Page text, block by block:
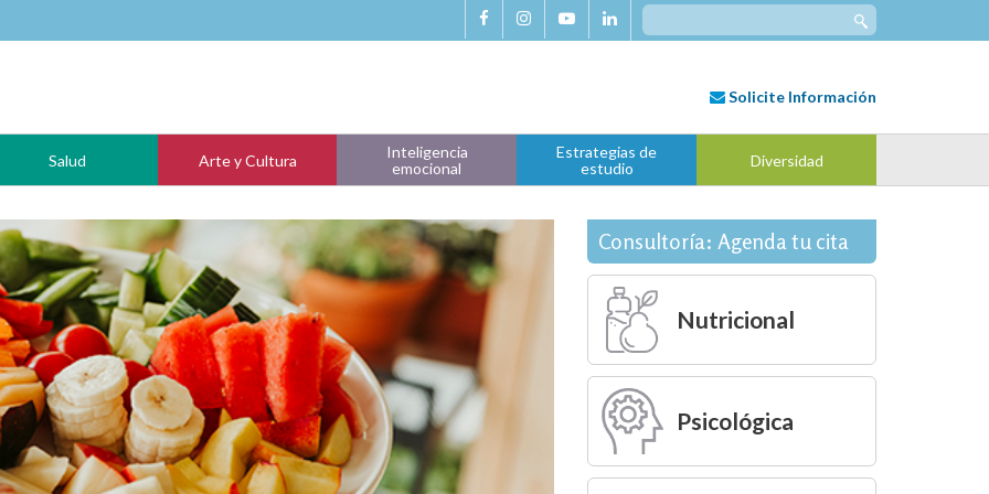
Search
for:
Solicite Información
Salud Arte y Cultura
Inteligencia
emocional
Estrategias de
estudio
Diversidad
Consultoría: Agenda tu cita
Nutricional
Psicológica